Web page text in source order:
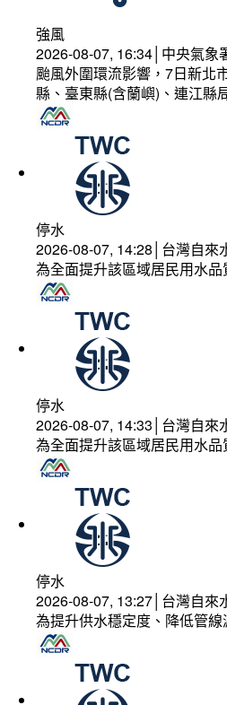
強風
2026-08-07, 16:34│中央氣象
颱風外圍環流影響，7日新北
縣、臺東縣(含蘭嶼)、連江縣
停水
2026-08-07, 14:28│台灣自來
為全面提升該區域居民用水
停水
2026-08-07, 14:33│台灣自來
為全面提升該區域居民用水
停水
2026-08-07, 13:27│台灣自來
為提升供水穩定度、降低管